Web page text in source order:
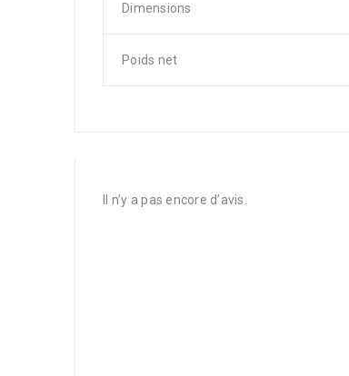
Dimensions
Poids net
Il n’y a pas encore d’avis.